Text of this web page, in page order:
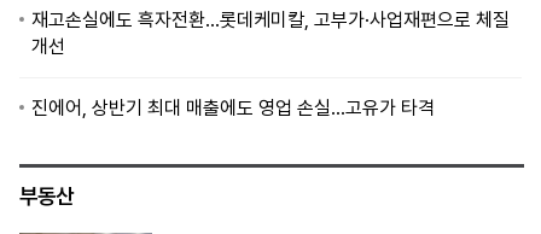
재고손실에도 흑자전환…롯데케미칼, 고부가·사업재편으로 체질
개선
진에어, 상반기 최대 매출에도 영업 손실…고유가 타격
부동산